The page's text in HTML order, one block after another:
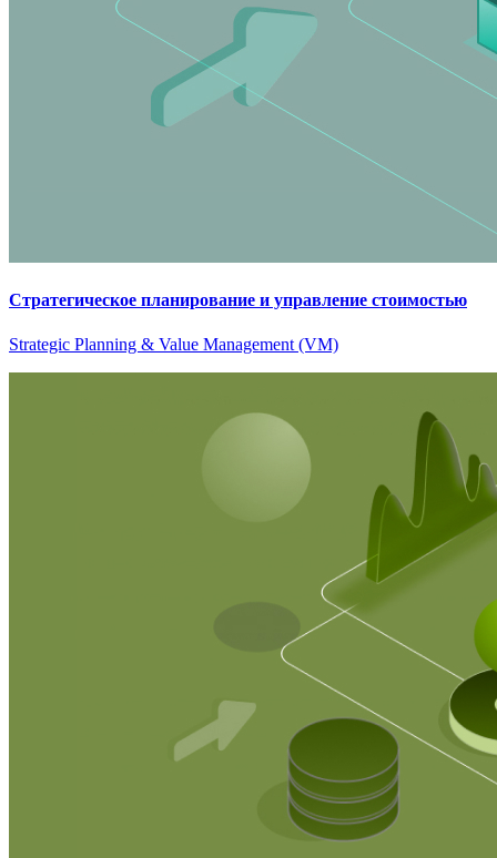
Стратегическое планирование и управление стоимостью
Strategic Planning & Value Management (VM)